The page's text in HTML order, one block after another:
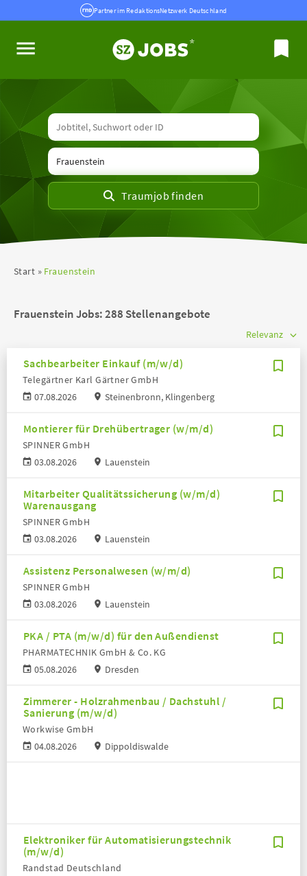
Partner im RedaktionsNetzwerk Deutschland
Start Frauenstein
Frauenstein Jobs:288 Stellenangebote
Sachbearbeiter Einkauf (m/w/d)
07.08.2026
Telegärtner Karl Gärtner GmbH
Steinenbronn, Klingenberg
Montierer für Drehübertrager (w/m/d)
03.08.2026
SPINNER GmbH
Lauenstein
Mitarbeiter Qualitätssicherung (w/m/d)
Warenausgang
03.08.2026
SPINNER GmbH
Lauenstein
Assistenz Personalwesen (w/m/d)
03.08.2026
SPINNER GmbH
Lauenstein
PKA / PTA (m/w/d) für den Außendienst
05.08.2026
PHARMATECHNIK GmbH & Co. KG
Dresden
Zimmerer - Holzrahmenbau / Dachstuhl /
Sanierung (m/w/d)
04.08.2026
Workwise GmbH
Dippoldiswalde
Elektroniker für Automatisierungstechnik
(m/w/d)
Randstad Deutschland